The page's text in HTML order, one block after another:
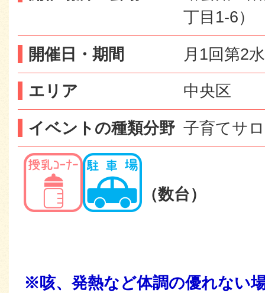
丁目1-6）
開催日・期間 月1回第2
エリア 中央区
イベントの種類分野 子育てサ
（数台）
※咳、発熱など体調の優れない